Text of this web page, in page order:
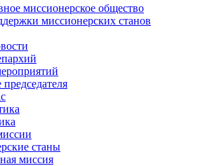
миссионерское общество
миссионерских станов
станы
миссия